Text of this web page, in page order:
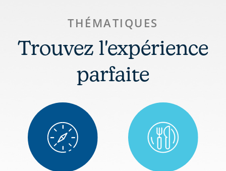
THÉMATIQUES
Trouvez l'expérience
parfaite